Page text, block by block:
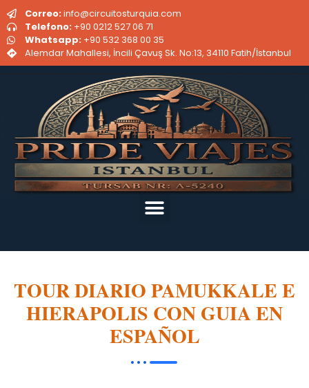
Correo:info@circuitosturquia.com
Telefono:+90 0212 527 06 71
Whatsapp:+90 532 368 00 35
Alemdar Mahallesi, İncili Çavuş Sk. No:13, 34110 Fatih/İstanbul
TOUR DIARIO PAMUKKALE E
HIERAPOLIS CON GUIA EN
ESPAÑOL